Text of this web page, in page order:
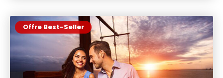
Offre Best-Seller